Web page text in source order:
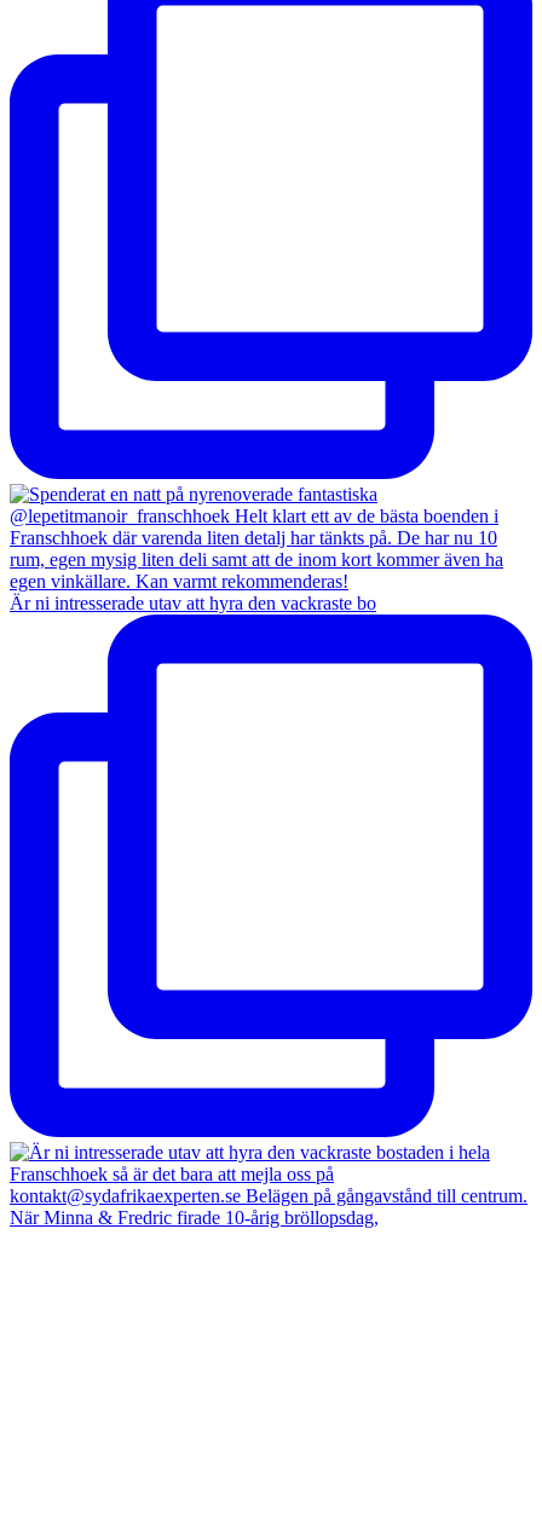
Är ni intresserade utav att hyra den vackraste bo
När Minna & Fredric firade 10-årig bröllopsdag,